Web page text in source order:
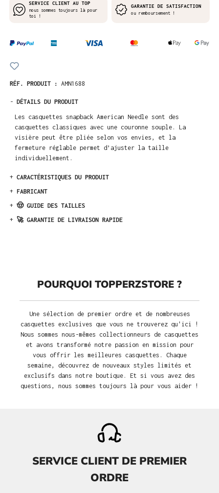
SERVICE CLIENT AU TOP
nous sommes toujours là pour
toi !
GARANTIE DE SATISFACTION
ou remboursement !
RÉF. PRODUIT : AMN1688
- DÉTAILS DU PRODUIT
Les casquettes snapback American Needle sont des
casquettes classiques avec une couronne souple. La
visière peut être pliée selon vos envies, et la
fermeture réglable permet d’ajuster la taille
individuellement.
+ CARACTÉRISTIQUES DU PRODUIT
+ FABRICANT
+ 🤠 GUIDE DES TAILLES
+ 🚀 GARANTIE DE LIVRAISON RAPIDE
POURQUOI TOPPERZSTORE ?
Une sélection de premier ordre et de nombreuses
casquettes exclusives que vous ne trouverez qu'ici !
Nous sommes nous-mêmes collectionneurs de casquettes
et avons transformé notre passion en mission pour
vous offrir les meilleures casquettes. Chaque
semaine, découvrez de nouveaux styles limités et
exclusifs dans notre boutique. Et si vous avez des
questions, nous sommes toujours là pour vous aider !
SERVICE CLIENT DE PREMIER
ORDRE